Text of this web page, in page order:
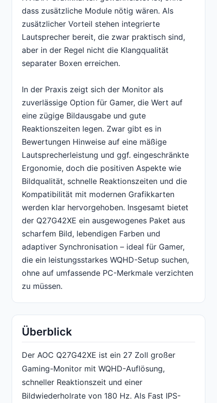
dass zusätzliche Module nötig wären. Als
zusätzlicher Vorteil stehen integrierte
Lautsprecher bereit, die zwar praktisch sind,
aber in der Regel nicht die Klangqualität
separater Boxen erreichen.
In der Praxis zeigt sich der Monitor als
zuverlässige Option für Gamer, die Wert auf
eine zügige Bildausgabe und gute
Reaktionszeiten legen. Zwar gibt es in
Bewertungen Hinweise auf eine mäßige
Lautsprecherleistung und ggf. eingeschränkte
Ergonomie, doch die positiven Aspekte wie
Bildqualität, schnelle Reaktionszeiten und die
Kompatibilität mit modernen Grafikkarten
werden klar hervorgehoben. Insgesamt bietet
der Q27G42XE ein ausgewogenes Paket aus
scharfem Bild, lebendigen Farben und
adaptiver Synchronisation – ideal für Gamer,
die ein leistungsstarkes WQHD-Setup suchen,
ohne auf umfassende PC-Merkmale verzichten
zu müssen.
Überblick
Der AOC Q27G42XE ist ein 27 Zoll großer
Gaming-Monitor mit WQHD-Auflösung,
schneller Reaktionszeit und einer
Bildwiederholrate von 180 Hz. Als Fast IPS-